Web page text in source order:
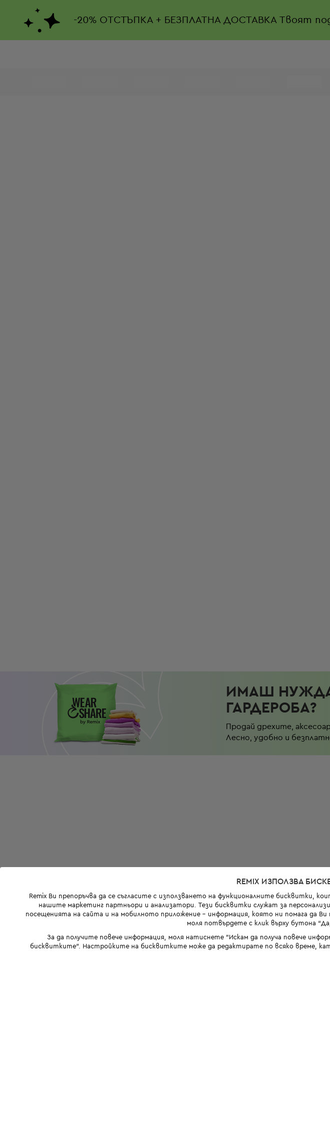
-20% ОТСТЪПКА + БЕЗПЛАТНА ДОСТАВКАТвоят
ИМАШ
ГАРДЕРОБА?
Продай дрехите,
Лесно, удобно и
REMIX ИЗПОЛЗВА
Remix Ви препоръчва да се съгласите с използването на функционалните бисквитки,
нашите маркетинг партньори и анализатори. Тези бисквитки служат за
посещенията на сайта и на мобилното приложение - информация, която ни помага да Ви
моля потвърдете с клик върху бутона “Да,
За да получите повече информация, моля натиснете "Искам да получа повече
бисквитките". Настройките на бисквитките може да редактирате по всяко време,